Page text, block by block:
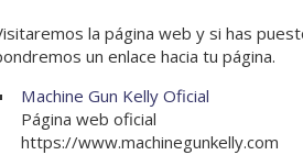
la página web y si has
un enlace hacia tu página.
Machine Gun Kelly Oficial
Página web oficial
https://www.machinegunkelly.com